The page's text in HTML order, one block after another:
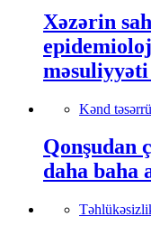
Xəzərin
məsuliyyəti
Kənd
Qonşudan
daha baha